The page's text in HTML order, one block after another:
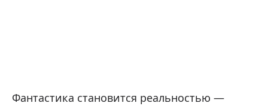
Фантастика становится реальностью —